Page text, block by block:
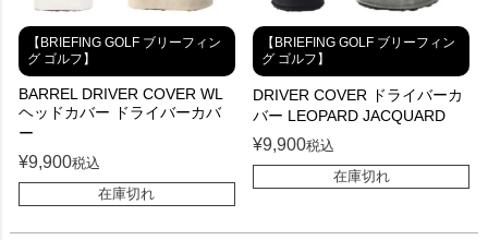
【BRIEFING GOLF ブリーフィン
グ ゴルフ】
BARREL DRIVER COVER WL
ヘッドカバー ドライバーカバ
ー
¥9,900税込
在庫切れ
【BRIEFING GOLF ブリーフィン
グ ゴルフ】
DRIVER COVER ドライバーカ
バー LEOPARD JACQUARD
¥9,900税込
在庫切れ